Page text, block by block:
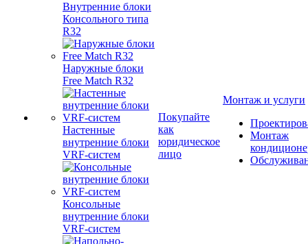
Внутренние блоки
Консольного типа
R32
Наружные блоки
Free Match R32
Настенные
внутренние блоки
VRF-систем
Консольные
внутренние блоки
VRF-систем
Покупайте
как
юридическое
лицо
Монтаж и услуги
Монтаж